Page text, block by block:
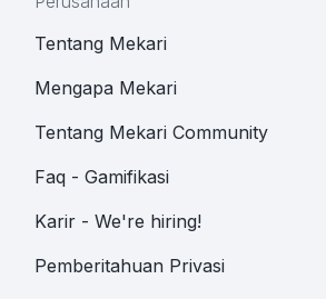
Tentang Mekari
Mengapa Mekari
Tentang Mekari Community
Faq - Gamifikasi
Karir - We're hiring!
Pemberitahuan Privasi